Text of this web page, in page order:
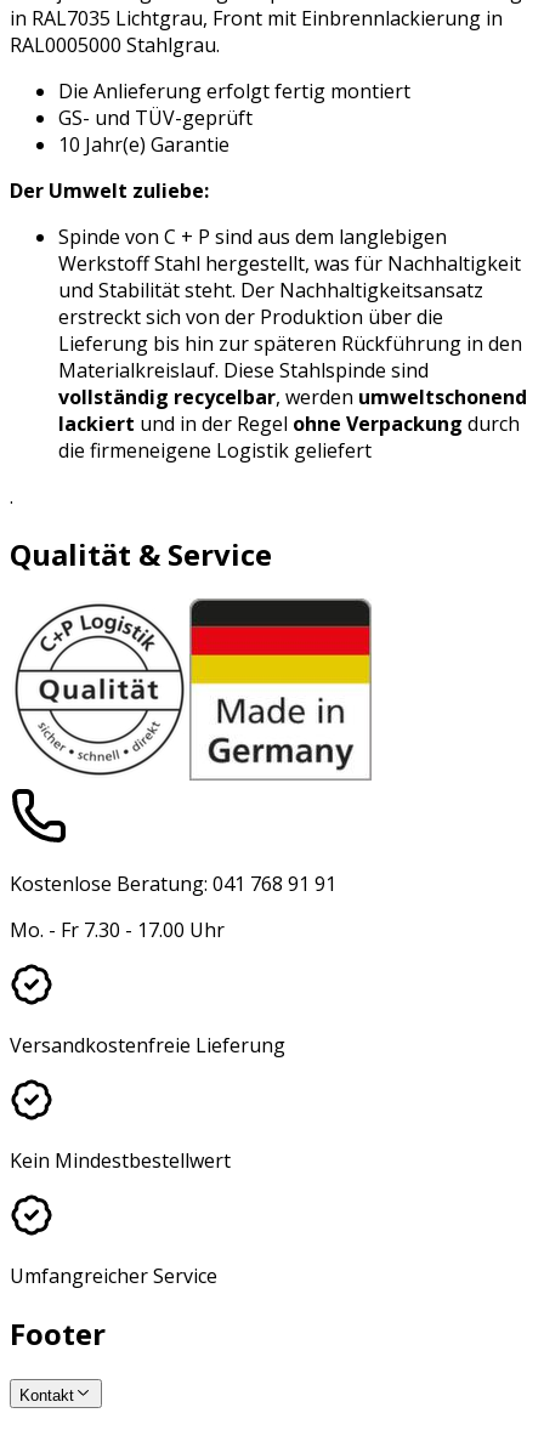
in RAL7035 Lichtgrau, Front mit Einbrennlackierung in
RAL0005000 Stahlgrau.
Die Anlieferung erfolgt fertig montiert
GS- und TÜV-geprüft
10 Jahr(e) Garantie
Der Umwelt zuliebe:
Spinde von C + P sind aus dem langlebigen
Werkstoff Stahl hergestellt, was für Nachhaltigkeit
und Stabilität steht. Der Nachhaltigkeitsansatz
erstreckt sich von der Produktion über die
Lieferung bis hin zur späteren Rückführung in den
Materialkreislauf. Diese Stahlspinde sind
vollständig recycelbar, werden umweltschonend
lackiert und in der Regel ohne Verpackung durch
die firmeneigene Logistik geliefert
.
Qualität & Service
Kostenlose Beratung: 041 768 91 91
Mo. - Fr 7.30 - 17.00 Uhr
Versandkostenfreie Lieferung
Kein Mindestbestellwert
Umfangreicher Service
Footer
Kontakt